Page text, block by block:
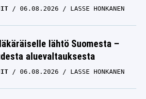
06.08.2026 LASSE HONKANEN
lähtö Suomesta –
aluevaltauksesta
06.08.2026 LASSE HONKANEN